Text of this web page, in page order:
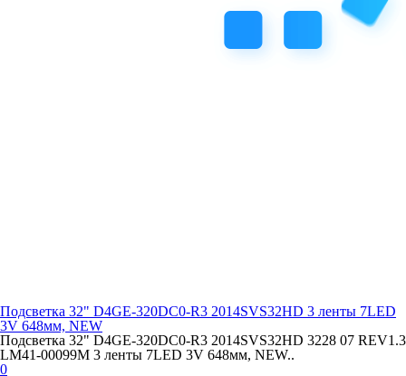
Подсветка 32" D4GE-320DC0-R3 2014SVS32HD 3 ленты 7LED
3V 648мм, NEW
Подсветка 32" D4GE-320DC0-R3 2014SVS32HD 3228 07 REV1.3
LM41-00099M 3 ленты 7LED 3V 648мм, NEW..
0